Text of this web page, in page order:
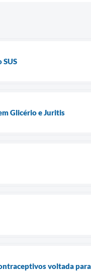
Glicério e Juritis
voltada